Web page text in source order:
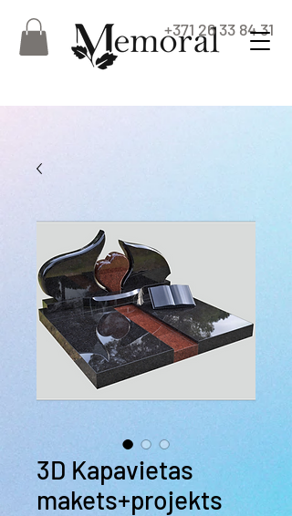
+371 26 33 84 31
3D Kapavietas
makets+projekts